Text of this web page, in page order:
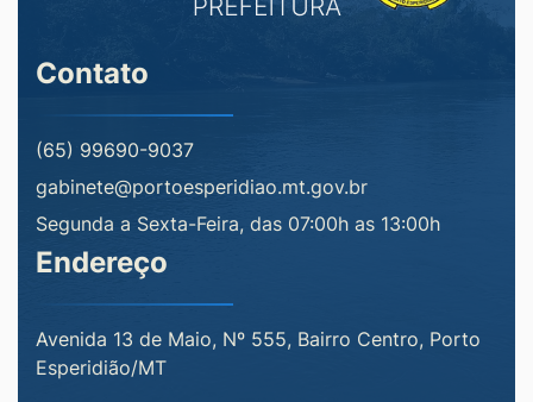
Contato
(65) 99690-9037
gabinete@portoesperidiao.mt.gov.br
Segunda a Sexta-Feira, das 07:00h as 13:00h
Endereço
Avenida 13 de Maio, Nº 555, Bairro Centro, Porto
Esperidião/MT